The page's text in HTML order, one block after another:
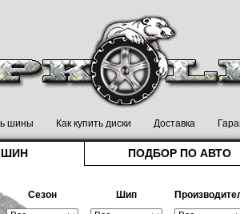
шины Как купить диски Доставка
ШИН ПОДБОР ПО АВТО
Сезон Шип